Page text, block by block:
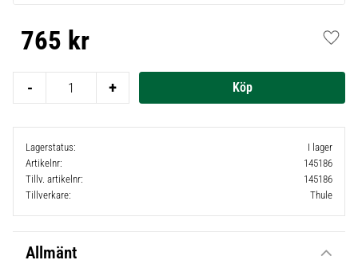
765 kr
+
-
Lagerstatus
I lager
Artikelnr
145186
Tillv. artikelnr
145186
Tillverkare
Thule
Allmänt